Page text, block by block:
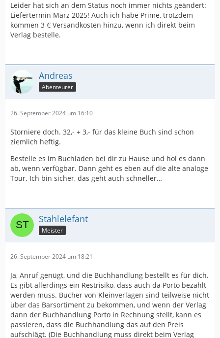
Leider hat sich an dem Status noch immer nichts geändert:
Liefertermin März 2025! Auch ich habe Prime, trotzdem
kommen 3 € Versandkosten hinzu, wenn ich direkt beim
Verlag bestelle.
Andreas
Abenteurer
26. September 2024 um 16:10
Storniere doch. 32,- + 3,- für das kleine Buch sind schon
ziemlich heftig.
Bestelle es im Buchladen bei dir zu Hause und hol es dann
ab, wenn verfügbar. Dann geht es eben auf die alte analoge
Tour. Ich bin sicher, das geht auch schneller…
Stahlelefant
Meister
26. September 2024 um 18:21
Ja, Anruf genügt, und die Buchhandlung bestellt es für dich.
Es gibt allerdings ein Restrisiko, dass auch da Porto bezahlt
werden muss. Bücher von Kleinverlagen sind teilweise nicht
über das Barsortiment zu bekommen, und wenn der Verlag
dann der Buchhandlung Porto in Rechnung stellt, kann es
passieren, dass die Buchhandlung das auf den Preis
aufschlägt. (Die Buchhandlung muss direkt beim Verlag